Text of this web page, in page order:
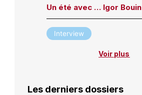
Un été avec … Igor Bouin
Interview
Voir plus
Les derniers dossiers